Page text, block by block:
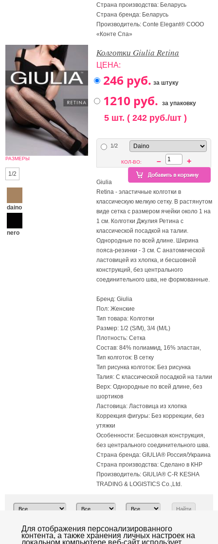
Для отображения персонализированного
контента, а также хранения личных настроек на
локальном компьютере веб-сайт использует
Страна производства: Беларусь
Страна бренда: Беларусь
Производитель: Conte Elegant® СООО
«Конте Спа»
РАЗМЕРЫ
1/2
daino
nero
Колготки Giulia Retina
ЦЕНА:
за штуку
за упаковку
5 шт. ( 242 руб./шт )
1/2
КОЛ-ВО: – +
Giulia
Retina - эластичные колготки в
классическую мелкую сетку. В растянутом
виде сетка с размером ячейки около 1 на
1 см. Колготки Джулия Ретина с
классической посадкой на талии.
Однородные по всей длине. Ширина
пояса-резинки - 3 см. С анатомической
ластовицей из хлопка, и бесшовной
конструкций, без центрального
соединительного шва, не формованные.
Бренд: Giulia
Пол: Женские
Тип товара: Колготки
Размер: 1/2 (S/M), 3/4 (M/L)
Плотность: Сетка
Состав: 84% полиамид, 16% эластан,
Тип колготок: В сетку
Тип рисунка колготок: Без рисунка
Талия: С классической посадкой на талии
Верх: Однородные по всей длине, без
шортиков
Ластовица: Ластовица из хлопка
Коррекция фигуры: Без коррекции, без
утяжки
Особенности: Бесшовная конструкция,
без центрального соединительного шва.
Страна бренда: GIULIA® Россия/Украина
Страна производства: Сделано в КНР
Производитель: GIULIA® C-R KESHA
TRADING & LOGISTICS Co.,Ltd.
Всего товаров:6 Показать:20|40|